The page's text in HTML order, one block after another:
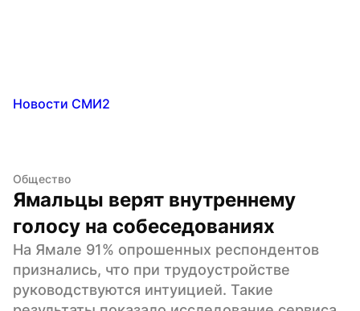
Новости СМИ2
Общество
Ямальцы верят внутреннему
голосу на собеседованиях
На Ямале 91% опрошенных респондентов
признались, что при трудоустройстве
руководствуются интуицией. Такие